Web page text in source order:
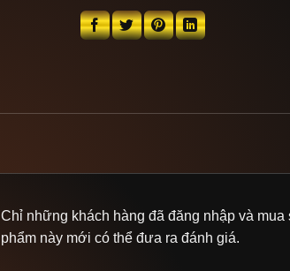
Chỉ những khách hàng đã đăng nhập và mua
phẩm này mới có thể đưa ra đánh giá.